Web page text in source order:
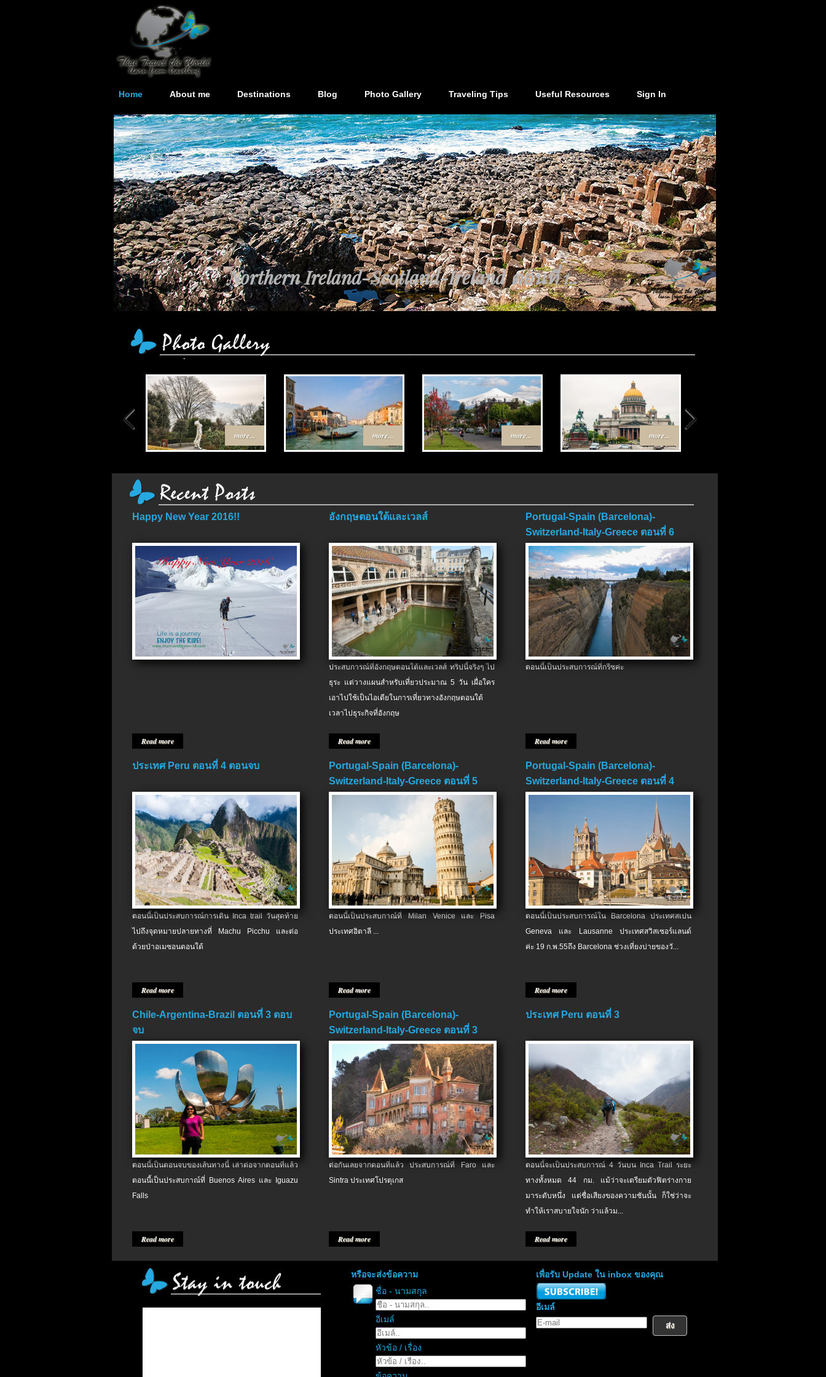
Home About me Destinations Blog Photo Gallery Traveling Tips Useful Resources Sign In
Northern Ireland-Scotland-Ireland ตอนที่ 1..
เส้นทาง Egypt-Jordan ตอนที่ 4 ตอนจบ..
more... more... more... more...
Happy New Year 2016!!
Read more
อังกฤษตอนใต้และเวลส์
ประสบการณ์ที่อังกฤษตอนใต้และเวลส์ ทริปนี้จริงๆ ไป
ธุระ แต่วางแผนสำหรับเที่ยวประมาณ 5 วัน เผื่อใคร
เอาไปใช้เป็นไอเดียในการเที่ยวทางอังกฤษตอนใต้
เวลาไปธุระกิจที่อังกฤษ
Read more
Portugal-Spain (Barcelona)-
Switzerland-Italy-Greece ตอนที่ 6
ตอนจบ
ตอนนี้เป็นประสบการณ์ที่กรีซค่ะ
Read more
ประเทศ Peru ตอนที่ 4 ตอนจบ
ตอนนี้เป็นประสบการณ์การเดิน Inca trail วันสุดท้าย
ไปถึงจุดหมายปลายทางที่ Machu Picchu และต่อ
ด้วยป่าอเมซอนตอนใต้
Read more
Portugal-Spain (Barcelona)-
Switzerland-Italy-Greece ตอนที่ 5
ตอนนี้เป็นประสบกาณ์ที่ Milan Venice และ Pisa
ประเทศอิตาลี ...
Read more
Portugal-Spain (Barcelona)-
Switzerland-Italy-Greece ตอนที่ 4
ตอนนี้เป็นประสบการณ์ใน Barcelona ประเทศสเปน
Geneva และ Lausanne ประเทศสวิสเซอร์แลนด์
ค่ะ 19 ก.พ.​55ถึง Barcelona ช่วงเที่ยงบ่ายของวั...
Read more
Chile-Argentina-Brazil ตอนที่ 3 ตอบ
จบ
ตอนนี้เป็นตอนจบของเส้นทางนี้ เล่าต่อจากตอนที่แล้ว
ตอนนี้เป็นประสบกาณ์ที่ Buenos Aires และ Iguazu
Falls
Read more
Portugal-Spain (Barcelona)-
Switzerland-Italy-Greece ตอนที่ 3
ต่อกันเลยจากตอนที่แล้ว ประสบการณ์ที่ Faro และ
Sintra ประเทศโปรตุเกส
Read more
ประเทศ Peru ตอนที่ 3
ตอนนี้จะเป็นประสบการณ์ 4 วันบน Inca Trail ระยะ
ทางทั้งหมด 44 กม. แม้ว่าจะเตรียมตัวฟิตร่างกาย
มาระดับหนึ่ง แต่ชื่อเสียงของความชันนั้น ก็ใช่ว่าจะ
ทำให้เราสบายใจนัก ว่าแล้วม...
Read more
หรือจะส่งข้อความ
ชื่อ - นามสกุล
อีเมล์
หัวข้อ / เรื่อง
เพื่อรับ Update ใน inbox ของคุณ
อีเมล์
ส่ง